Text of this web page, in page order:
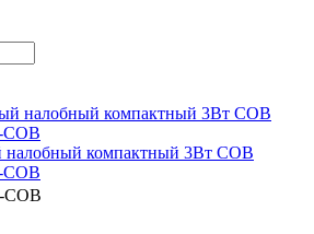
налобный компактный 3Вт COB
COB